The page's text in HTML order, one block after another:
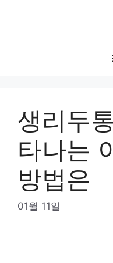
생리두
타나는
방법은
01월 11일